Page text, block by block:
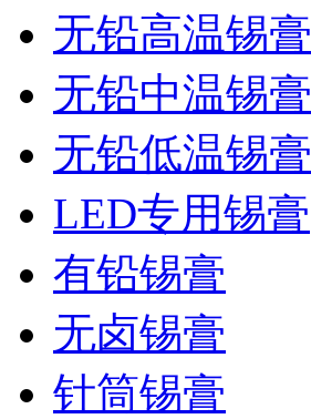
无铅高温锡膏
无铅中温锡膏
无铅低温锡膏
LED专用锡膏
有铅锡膏
无卤锡膏
针筒锡膏